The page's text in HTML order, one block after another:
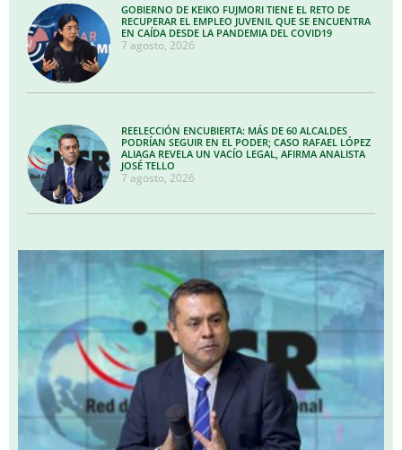
GOBIERNO DE KEIKO FUJMORI TIENE EL RETO DE
RECUPERAR EL EMPLEO JUVENIL QUE SE ENCUENTRA
EN CAÍDA DESDE LA PANDEMIA DEL COVID19
7 agosto, 2026
REELECCIÓN ENCUBIERTA: MÁS DE 60 ALCALDES
PODRÍAN SEGUIR EN EL PODER; CASO RAFAEL LÓPEZ
ALIAGA REVELA UN VACÍO LEGAL, AFIRMA ANALISTA
JOSÉ TELLO
7 agosto, 2026